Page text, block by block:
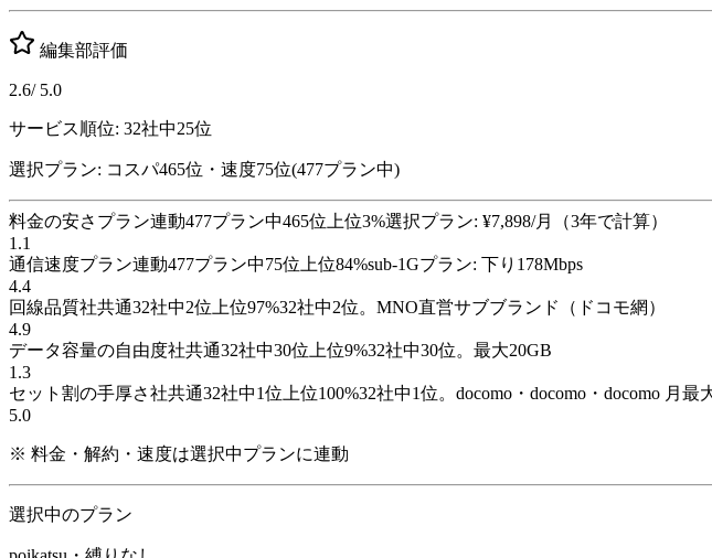
編集部評価
2.6/ 5.0
サービス順位: 32社中25位
選択プラン: コスパ465位 ・速度75位(477プラン中)
料金の安さ プラン連動477プラン中465位上位3%選択プラン: ¥7,898/月（3年で計算）
1.1
通信速度プラン連動477プラン中75位上位84%sub-1Gプラン: 下り178Mbps
4.4
回線品質社共通32社中2位上位97%32社中2位。MNO直営サブブランド（ドコモ網）
4.9
データ容量の自由度社共通32社中30位上位9%32社中30位。最大20GB
1.3
セット割の手厚さ社共通32社中1位上位100%32社中1位。docomo・docomo・docomo 月最
5.0
※ 料金・解約・速度は選択中プランに連動
選択中のプラン